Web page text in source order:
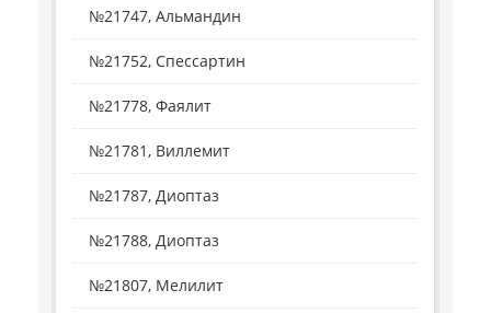
№21747, Альмандин
№21752, Спессартин
№21778, Фаялит
№21781, Виллемит
№21787, Диоптаз
№21788, Диоптаз
№21807, Мелилит